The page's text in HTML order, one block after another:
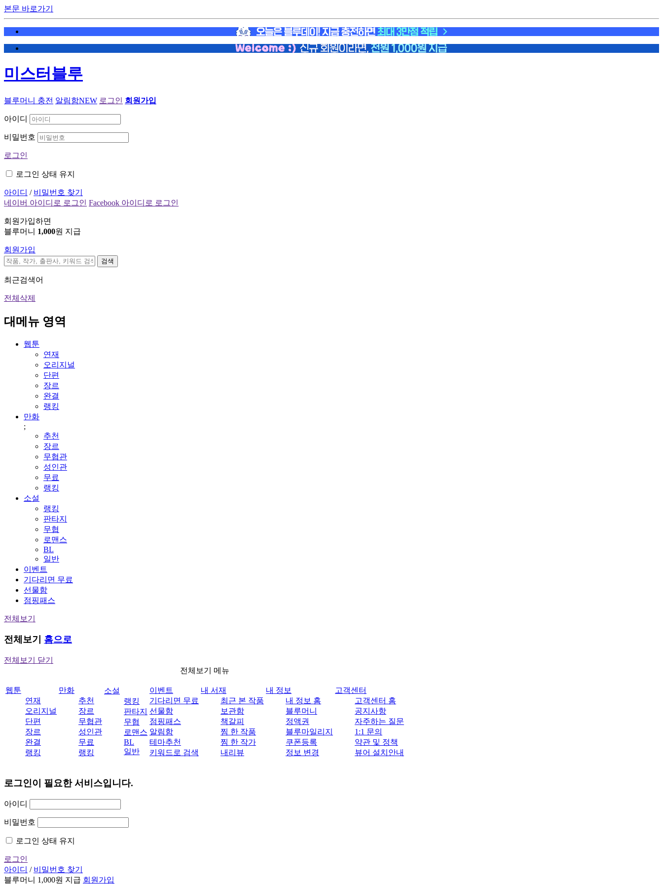
본문 바로가기
미스터블루
블루머니 충전 알림함NEW 로그인 회원가입
아이디
비밀번호
로그인
로그인 상태 유지
아이디 / 비밀번호 찾기
네이버 아이디로 로그인 Facebook 아이디로 로그인
회원가입하면
블루머니 1,000원 지급
회원가입
검색
최근검색어
전체삭제
대메뉴 영역
웹툰
연재
오리지널
단편
장르
완결
랭킹
만화
;
추천
장르
무협관
성인관
무료
랭킹
소설
랭킹
판타지
무협
로맨스
BL
일반
이벤트
기다리면 무료
선물함
점핑패스
전체보기
전체보기 홈으로
전체보기 닫기
전체보기 메뉴
웹툰
연재
오리지널
단편
장르
완결
랭킹
만화
추천
장르
무협관
성인관
무료
랭킹
소설
랭킹
판타지
무협
로맨스
BL
일반
이벤트
기다리면 무료
선물함
점핑패스
알림함
테마추천
키워드로 검색
내 서재
최근 본 작품
보관함
책갈피
찜 한 작품
찜 한 작가
내리뷰
내 정보
내 정보 홈
블루머니
정액권
블루마일리지
쿠폰등록
정보 변경
고객센터
고객센터 홈
공지사항
자주하는 질문
1:1 문의
약관 및 정책
뷰어 설치안내
로그인이 필요한 서비스입니다.
아이디
비밀번호
로그인 상태 유지
로그인
아이디 / 비밀번호 찾기
블루머니 1,000원 지급 회원가입